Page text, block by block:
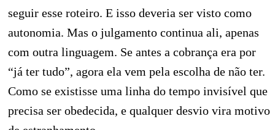
seguir esse roteiro. E isso deveria ser visto como
autonomia. Mas o julgamento continua ali, apenas
com outra linguagem. Se antes a cobrança era por
“já ter tudo”, agora ela vem pela escolha de não ter.
Como se existisse uma linha do tempo invisível que
precisa ser obedecida, e qualquer desvio vira motivo